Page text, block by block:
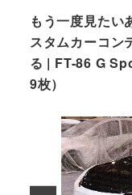
もう一度見た
スタムカーコン
る | FT-86 G
9枚）